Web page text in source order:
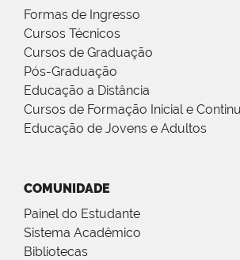
Formas de Ingresso
Cursos Técnicos
Cursos de Graduação
Pós-Graduação
Educação a Distância
Cursos de Formação Inicial e
Educação de Jovens e Adultos
COMUNIDADE
Painel do Estudante
Sistema Acadêmico
Bibliotecas